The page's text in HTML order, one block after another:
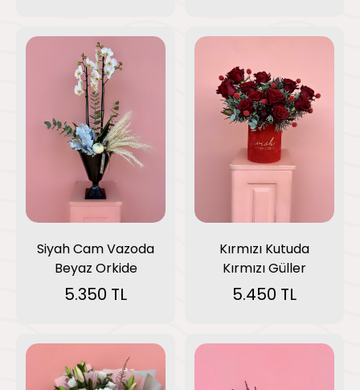
Siyah Cam Vazoda
Beyaz Orkide
5.350 TL
Kırmızı Kutuda
Kırmızı Güller
5.450 TL